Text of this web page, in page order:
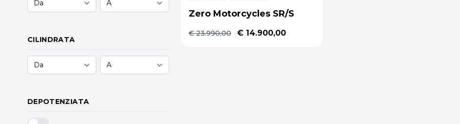
CILINDRATA
DEPOTENZIATA
Zero Motorcycles SR/S
€ 23.990,00 € 14.900,00